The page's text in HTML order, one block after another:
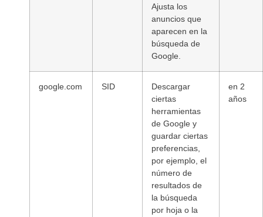
Ajusta los
anuncios que
aparecen en la
búsqueda de
Google.
google.com SID
Descargar
ciertas
herramientas
de Google y
guardar ciertas
preferencias,
por ejemplo, el
número de
resultados de
la búsqueda
por hoja o la
en 2
años